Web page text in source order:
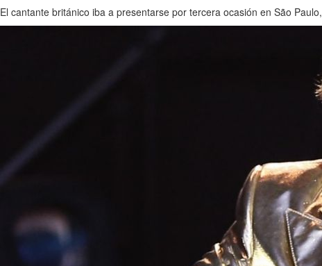
El cantante británico iba a presentarse por tercera ocasión en São